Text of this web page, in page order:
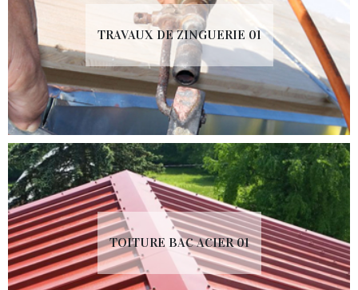
TRAVAUX DE ZINGUERIE 01
TOITURE BAC ACIER 01